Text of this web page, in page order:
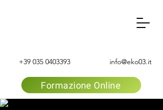
+39 035 0403393 info@eko03.it
Formazione Online